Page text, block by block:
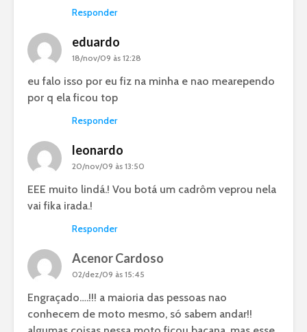
Responder
eduardo
18/nov/09 às 12:28
eu falo isso por eu fiz na minha e nao mearependo
por q ela ficou top
Responder
leonardo
20/nov/09 às 13:50
EEE muito lindá.! Vou botá um cadrôm veprou nela
vai fika irada.!
Responder
Acenor Cardoso
02/dez/09 às 15:45
Engraçado….!!! a maioria das pessoas nao
conhecem de moto mesmo, só sabem andar!!